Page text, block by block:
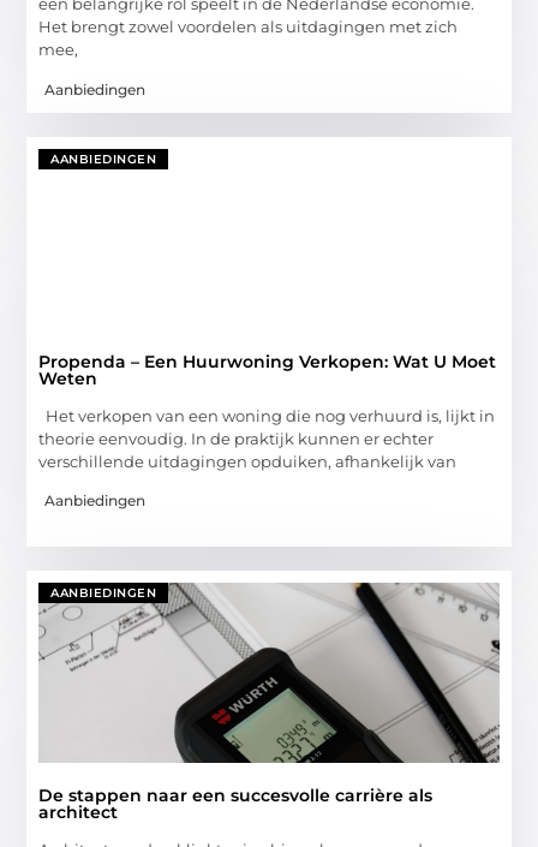
Het brengt zowel voordelen als uitdagingen met zich
mee,
Aanbiedingen
AANBIEDINGEN
Propenda – Een Huurwoning Verkopen: Wat U Moet
Weten
Het verkopen van een woning die nog verhuurd is, lijkt in
theorie eenvoudig. In de praktijk kunnen er echter
verschillende uitdagingen opduiken, afhankelijk van
Aanbiedingen
AANBIEDINGEN
De stappen naar een succesvolle carrière als
architect